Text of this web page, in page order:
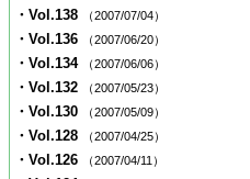
・Vol.138 （2007/07/04）
・Vol.136 （2007/06/20）
・Vol.134 （2007/06/06）
・Vol.132 （2007/05/23）
・Vol.130 （2007/05/09）
・Vol.128 （2007/04/25）
・Vol.126 （2007/04/11）